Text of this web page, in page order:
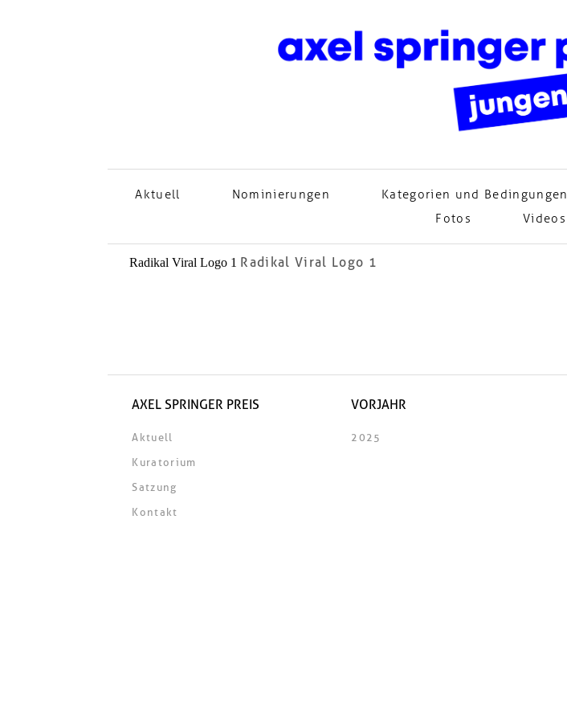
Aktuell Nominierungen Kategorien und Bedingungen
Fotos
Videos
Radikal Viral Logo 1 Radikal Viral Logo 1
AXEL SPRINGER PREIS
Aktuell
Kuratorium
Satzung
Kontakt
VORJAHR
2025